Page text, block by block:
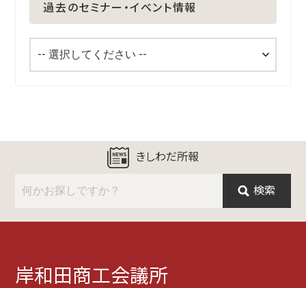
過去のセミナー・イベント情報
きしわだ所報
検索
岸和田商工会議所